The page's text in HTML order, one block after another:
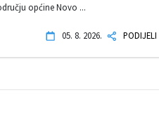
općine Novo ...
05. 8. 2026. PODIJELI